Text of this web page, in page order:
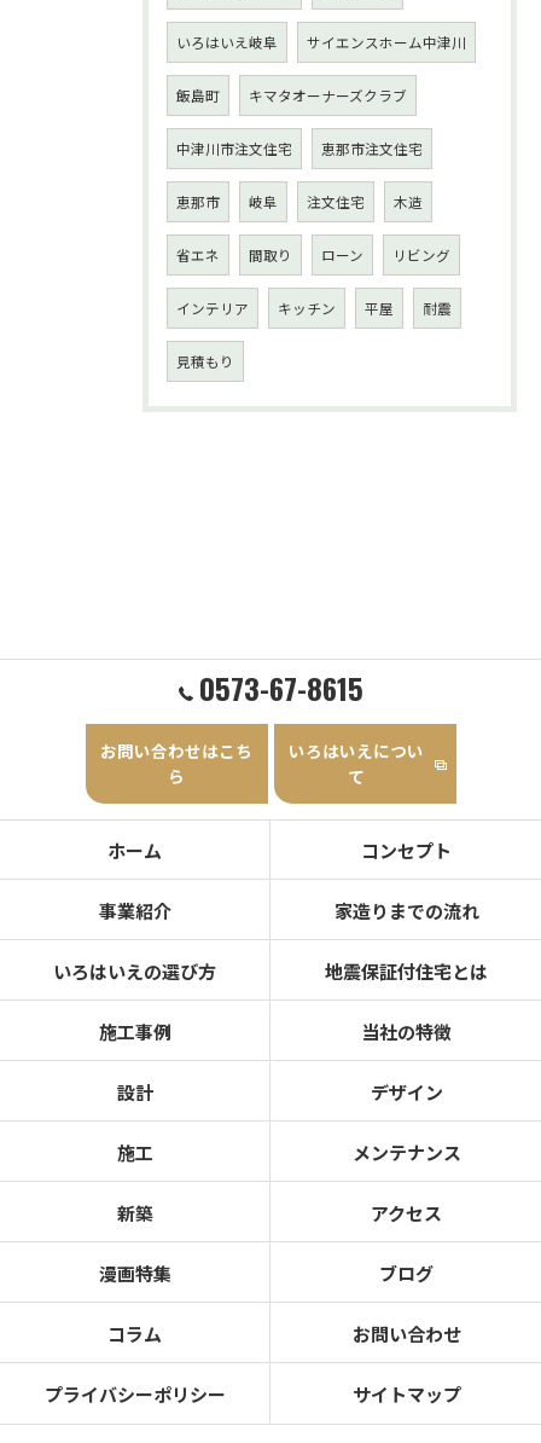
いろはいえ岐阜 サイエンスホーム中津川
飯島町 キマタオーナーズクラブ
中津川市注文住宅 恵那市注文住宅
恵那市 岐阜 注文住宅 木造
省エネ 間取り ローン リビング
インテリア キッチン 平屋 耐震
見積もり
0573-67-8615
お問い合わせはこち
ら
いろはいえについ
て
ホーム コンセプト
事業紹介 家造りまでの流れ
いろはいえの選び方 地震保証付住宅とは
施工事例 当社の特徴
設計 デザイン
施工 メンテナンス
新築 アクセス
漫画特集 ブログ
コラム お問い合わせ
プライバシーポリシー サイトマップ